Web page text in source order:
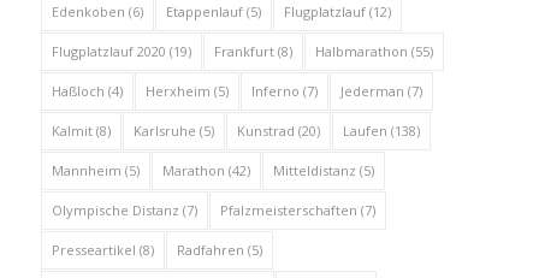
Edenkoben (6) Etappenlauf(5) Flugplatzlauf(12)
Flugplatzlauf 2020 (19) Frankfurt(8) Halbmarathon (55)
Haßloch (4) Herxheim (5) Inferno (7) Jederman (7)
Kalmit(8) Karlsruhe (5) Kunstrad (20) Laufen (138)
Mannheim (5) Marathon (42) Mitteldistanz (5)
Olympische Distanz (7) Pfalzmeisterschaften (7)
Presseartikel (8) Radfahren (5)